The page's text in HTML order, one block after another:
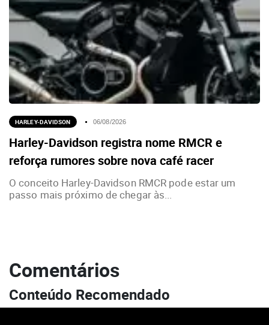
HARLEY-DAVIDSON 06/08/2026
Harley-Davidson registra nome RMCR e
reforça rumores sobre nova café racer
O conceito Harley-Davidson RMCR pode estar um
passo mais próximo de chegar às...
Comentários
Conteúdo Recomendado